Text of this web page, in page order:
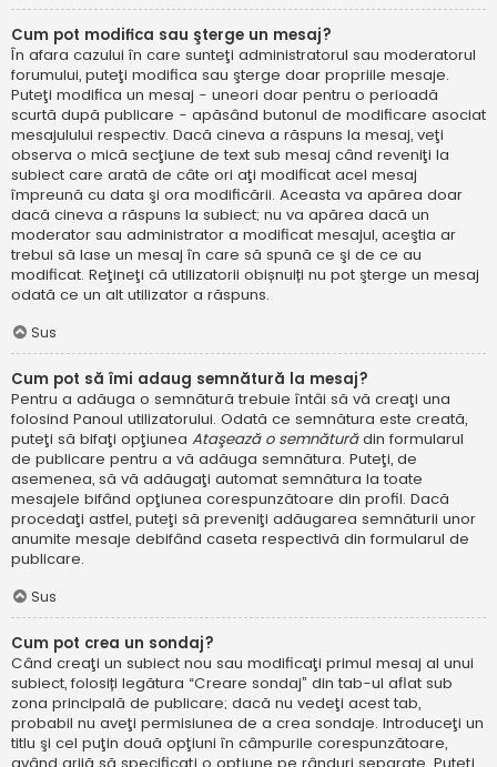
Cum pot modifica sau şterge un mesaj?
În afara cazului în care sunteţi administratorul sau moderatorul
forumului, puteţi modifica sau şterge doar propriile mesaje.
Puteţi modifica un mesaj - uneori doar pentru o perioadă
scurtă după publicare - apăsând butonul de modificare asociat
mesajulului respectiv. Dacă cineva a răspuns la mesaj, veţi
observa o mică secţiune de text sub mesaj când reveniţi la
subiect care arată de câte ori aţi modificat acel mesaj
împreună cu data şi ora modificării. Aceasta va apărea doar
dacă cineva a răspuns la subiect; nu va apărea dacă un
moderator sau administrator a modificat mesajul, aceştia ar
trebui să lase un mesaj în care să spună ce şi de ce au
modificat. Reţineţi că utilizatorii obișnuiți nu pot şterge un mesaj
odată ce un alt utilizator a răspuns.
Sus
Cum pot să îmi adaug semnătură la mesaj?
Pentru a adăuga o semnătură trebuie întâi să vă creaţi una
folosind Panoul utilizatorului. Odată ce semnătura este creată,
puteţi să bifaţi opţiunea Ataşează o semnăturădin formularul
de publicare pentru a vă adăuga semnătura. Puteţi, de
asemenea, să vă adăugaţi automat semnătura la toate
mesajele bifând opţiunea corespunzătoare din profil. Dacă
procedaţi astfel, puteţi să preveniţi adăugarea semnăturii unor
anumite mesaje debifând caseta respectivă din formularul de
publicare.
Sus
Cum pot crea un sondaj?
Când creaţi un subiect nou sau modificaţi primul mesaj al unui
subiect, folosiți legătura “Creare sondaj” din tab-ul aflat sub
zona principală de publicare; dacă nu vedeţi acest tab,
probabil nu aveţi permisiunea de a crea sondaje. Introduceţi un
titlu şi cel puţin două opţiuni în câmpurile corespunzătoare,